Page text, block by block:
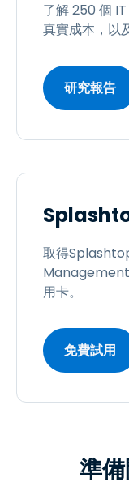
了解 250 個
真實成本，以
研究報告
取得
Management
用卡。
免費試用
準